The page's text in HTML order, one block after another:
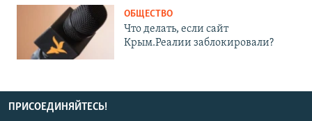
ОБЩЕСТВО
Что делать, если сайт
Крым.Реалии заблокировали?
ПРИСОЕДИНЯЙТЕСЬ!